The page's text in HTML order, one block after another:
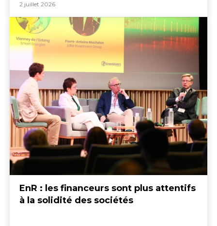
2 juillet 2026
EnR : les financeurs sont plus attentifs
à la solidité des sociétés